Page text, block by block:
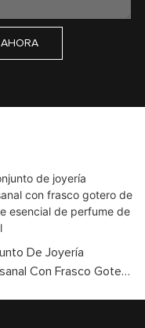
De Joyería
Con Frasco Gotero